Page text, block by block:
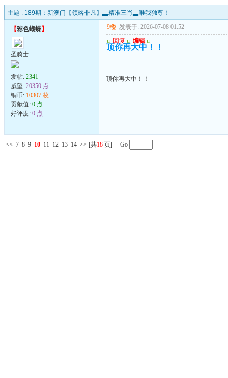
主题 : 189期：新澳门【领略非凡】▃精准三肖▃唯我独尊！
【彩色蝴蝶】
圣骑士
发帖: 2341
威望: 20350 点
铜币: 10307 枚
贡献值: 0 点
好评度: 0 点
9楼 发表于: 2026-07-08 01:52
u 回复 u 编辑 u
顶你再大中！！
顶你再大中！！
<< 7 8 9 10 11 12 13 14 >> [共18 页] Go